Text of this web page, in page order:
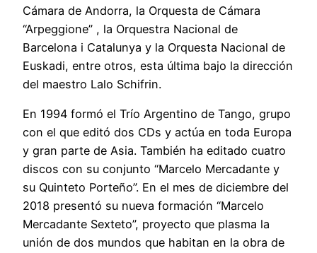
Cámara de Andorra, la Orquesta de Cámara
“Arpeggione” , la Orquestra Nacional de
Barcelona i Catalunya y la Orquesta Nacional de
Euskadi, entre otros, esta última bajo la dirección
del maestro Lalo Schifrin.
En 1994 formó el Trío Argentino de Tango, grupo
con el que editó dos CDs y actúa en toda Europa
y gran parte de Asia. También ha editado cuatro
discos con su conjunto “Marcelo Mercadante y
su Quinteto Porteño”. En el mes de diciembre del
2018 presentó su nueva formación “Marcelo
Mercadante Sexteto”, proyecto que plasma la
unión de dos mundos que habitan en la obra de